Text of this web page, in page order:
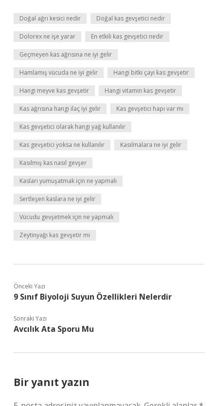
Doğal ağrı kesici nedir Doğal kas gevşetici nedir
Dolorex ne işe yarar En etkili kas gevşetici nedir
Geçmeyen kas ağrısına ne iyi gelir
Hamlamış vücuda ne iyi gelir Hangi bitki çayı kas gevşetir
Hangi meyve kas gevşetir Hangi vitamin kas gevşetir
Kas ağrısına hangi ilaç iyi gelir Kas gevşetici hapı var mı
Kas gevşetici olarak hangi yağ kullanılır
Kas gevşetici yoksa ne kullanılır Kasılmalara ne iyi gelir
Kasılmış kas nasıl gevşer
Kasları yumuşatmak için ne yapmalı
Sertleşen kaslara ne iyi gelir
Vücudu gevşetmek için ne yapmalı
Zeytinyağı kas gevşetir mi
Önceki Yazı
9 Sınıf Biyoloji Suyun Özellikleri Nelerdir
Sonraki Yazı
Avcılık Ata Sporu Mu
Bir yanıt yazın